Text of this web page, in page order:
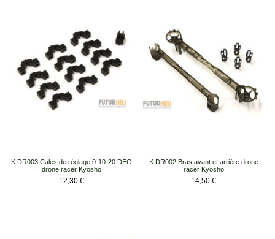
K.DR003 Cales de réglage 0-10-20 DEG
drone racer Kyosho
Prix
12,30 €
K.DR002 Bras avant et arrière drone
racer Kyosho
Prix
14,50 €